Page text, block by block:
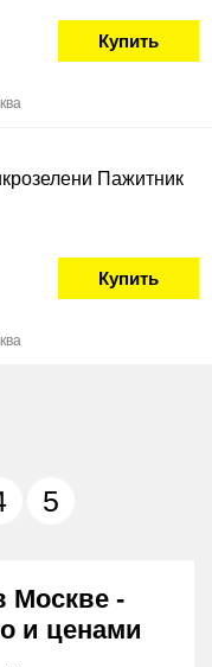
Купить
Пажитник
Купить
5
Москве -
и ценами